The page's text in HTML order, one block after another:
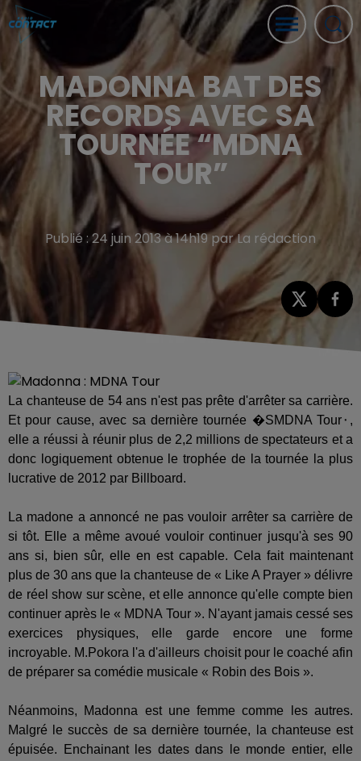
MADONNA BAT DES
RECORDS AVEC SA
TOURNÉE “MDNA
TOUR”
Publié : 24 juin 2013 à 14h19 par La rédaction
La chanteuse de 54 ans n'est pas prête d'arrêter sa carrière.
Et pour cause, avec sa dernière tournée �SMDNA Tour⬝,
elle a réussi à réunir plus de 2,2 millions de spectateurs et a
donc logiquement obtenue le trophée de la tournée la plus
lucrative de 2012 par Billboard.
La madone a annoncé ne pas vouloir arrêter sa carrière de
si tôt. Elle a même avoué vouloir continuer jusqu'à ses 90
ans si, bien sûr, elle en est capable. Cela fait maintenant
plus de 30 ans que la chanteuse de « Like A Prayer » délivre
de réel show sur scène, et elle annonce qu'elle compte bien
continuer après le « MDNA Tour ». N'ayant jamais cessé ses
exercices physiques, elle garde encore une forme
incroyable. M.Pokora l'a d'ailleurs choisit pour le coaché afin
de préparer sa comédie musicale « Robin des Bois ».
Néanmoins, Madonna est une femme comme les autres.
Malgré le succès de sa dernière tournée, la chanteuse est
épuisée. Enchainant les dates dans le monde entier, elle